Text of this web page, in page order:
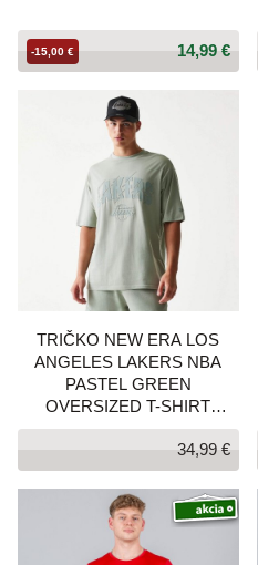
14,99 €
-15,00 €
TRIČKO NEW ERA LOS
ANGELES LAKERS NBA
PASTEL GREEN
OVERSIZED T-SHIRT
ZELENÉ
34,99 €